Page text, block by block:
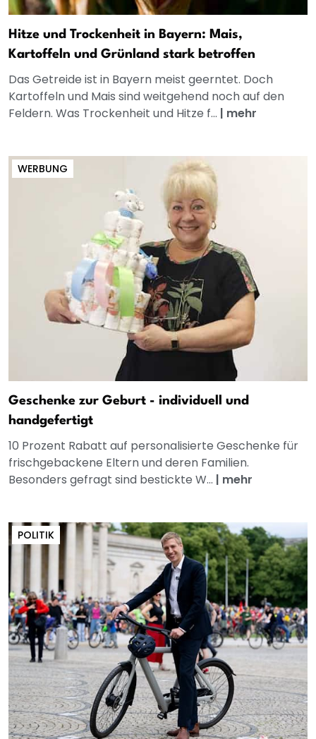
Hitze und Trockenheit in Bayern: Mais,
Kartoffeln und Grünland stark betroffen
Das Getreide ist in Bayern meist geerntet. Doch
Kartoffeln und Mais sind weitgehend noch auf den
Feldern. Was Trockenheit und Hitze f... | mehr
WERBUNG
Geschenke zur Geburt - individuell und
handgefertigt
10 Prozent Rabatt auf personalisierte Geschenke für
frischgebackene Eltern und deren Familien.
Besonders gefragt sind bestickte W... | mehr
POLITIK